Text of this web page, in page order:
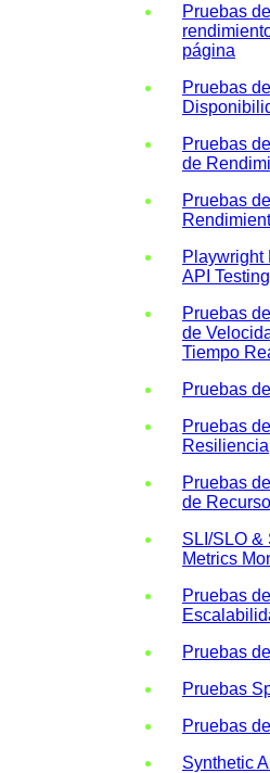
Pruebas de
página
Pruebas de
Pruebas
de
Pruebas de
Playwright
API Testing
Pruebas
de
Tiempo
Pruebas
Pruebas de
Resiliencia
Pruebas
de
SLI/SLO &
Metrics
Pruebas de
Pruebas
Pruebas
Pruebas
Synthetic